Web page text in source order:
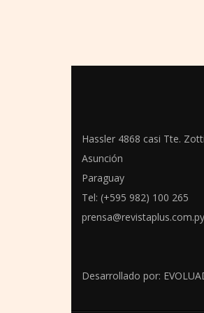
Hassler 4868 casi Tte.
Asunción
Paraguay
Tel: (+595 982) 100 265
prensa@revistaplus.com.py
Desarrollado por: